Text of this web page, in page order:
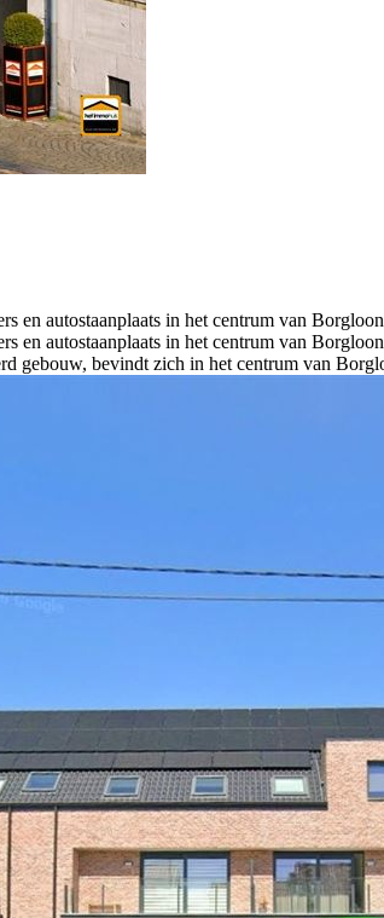
en autostaanplaats in het centrum van
en autostaanplaats in het centrum van
gebouw, bevindt zich in het centrum van